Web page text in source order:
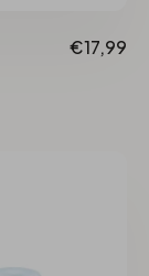
€17,99